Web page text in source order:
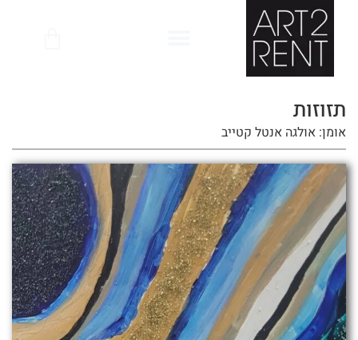
תזוזות
אומן: אולגה אנטל קטייב